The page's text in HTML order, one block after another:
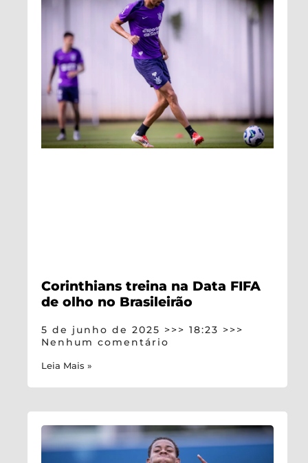
Corinthians treina na Data FIFA
de olho no Brasileirão
5 de junho de 2025
18:23
Nenhum comentário
Leia Mais »